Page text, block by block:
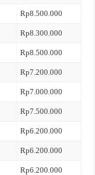
Rp8.500.000
Rp8.300.000
Rp8.500.000
Rp7.200.000
Rp7.000.000
Rp7.500.000
Rp6.200.000
Rp6.200.000
Rp6.200.000